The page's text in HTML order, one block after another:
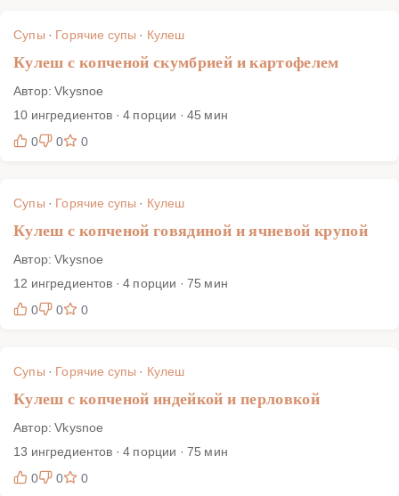
Супы · Горячие супы · Кулеш
Кулеш с копченой скумбрией и картофелем
Автор: Vkysnoe
10 ингредиентов · 4 порции · 45 мин
0
0 0
Супы · Горячие супы · Кулеш
Кулеш с копченой говядиной и ячневой крупой
Автор: Vkysnoe
12 ингредиентов · 4 порции · 75 мин
0
0 0
Супы · Горячие супы · Кулеш
Кулеш с копченой индейкой и перловкой
Автор: Vkysnoe
13 ингредиентов · 4 порции · 75 мин
0
0 0